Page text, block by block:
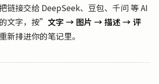
链接交给 DeepSeek、豆包、千问 等 AI
文字，按” 文字 → 图片 → 描述 → 评
排进你的笔记里。